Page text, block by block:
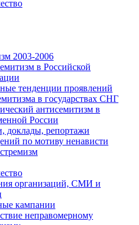
2003-2006
в Российской
тенденции проявлений
в государствах СНГ
антисемитизм в
России
доклады, репортажи
по мотиву ненависти
организаций, СМИ и
кампании
неправомерному